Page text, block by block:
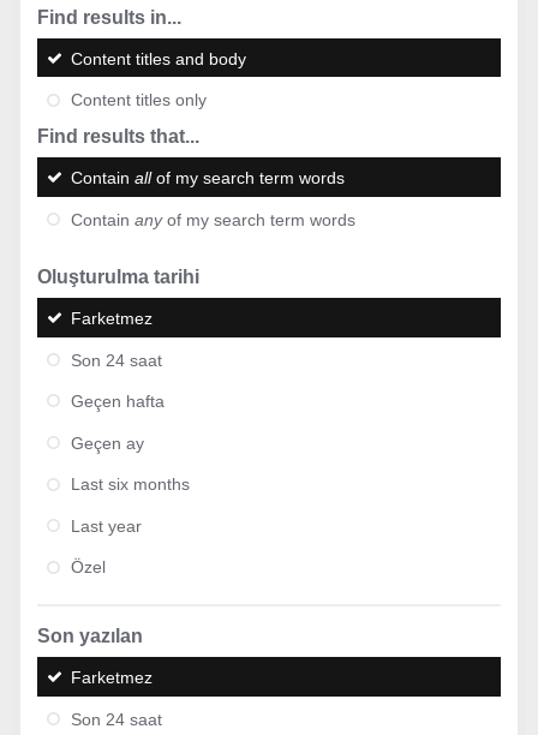
Find results in...
Content titles and body
Content titles only
Find results that...
Contain allof my search term words
Contain anyof my search term words
Oluşturulma tarihi
Farketmez
Son 24 saat
Geçen hafta
Geçen ay
Last six months
Last year
Özel
Son yazılan
Farketmez
Son 24 saat